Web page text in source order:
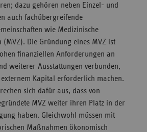
dazu gehören neben Einzel- und
auch fachübergreifende
wie Medizinische
(MVZ). Die Gründung eines MVZ ist
finanziellen Anforderungen an
weiterer Ausstattungen verbunden,
Kapital erforderlich machen.
sich dafür aus, dass von
MVZ weiter ihren Platz in der
haben. Gleichwohl müssen mit
Maßnahmen ökonomisch